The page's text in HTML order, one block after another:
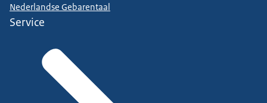
Nederlandse Gebarentaal
Service